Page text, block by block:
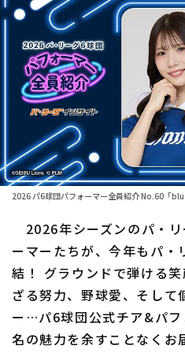
HOME
動画
日程・結果
順位表･成績
1軍公式戦
ファーム東地区
ファーム中地区
ファーム西地区
交流戦
選手名鑑
北海道日本ハムファ
東北楽天ゴールデン
埼玉西武ライオンズ
千葉ロッテマリーンズ
設定
2026 パ6球団パフォーマー全員紹介 No.60「
2026年シーズンのパ・
ーマーたちが、今年もパ・
結！ グラウンドで弾ける
ざる努力、野球愛、そして
ー…パ6球団公式チア&パ
名の魅力を余すことなくお